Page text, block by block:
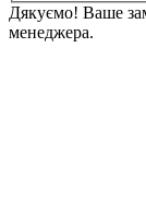
Дякуємо! Ваше
менеджера.